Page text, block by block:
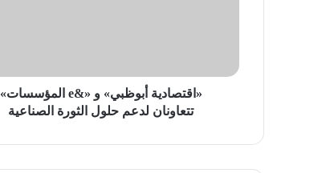
الثورة
«اقتصادية أبوظبي» و «&e المؤسسات»
تتعاونان لدعم حلول الثورة الصناعية